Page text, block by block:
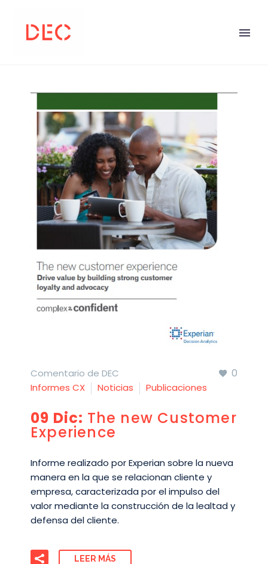
0
Comentario de DEC
Informes CX
Noticias Publicaciones
09 Dic: The new Customer
Experience
Informe realizado por Experian sobre la nueva
manera en la que se relacionan cliente y
empresa, caracterizada por el impulso del
valor mediante la construcción de la lealtad y
defensa del cliente.
LEER MÁS